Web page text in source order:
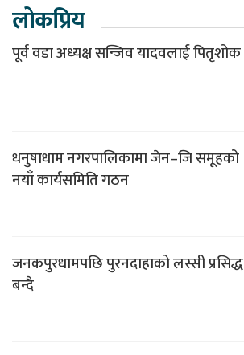
लोकप्रिय
पूर्व वडा अध्यक्ष सन्जिव यादवलाई पितृशोक
धनुषाधाम नगरपालिकामा जेन–जि समूहको
नयाँ कार्यसमिति गठन
जनकपुरधामपछि पुरनदाहाको लस्सी प्रसिद्ध
बन्दै